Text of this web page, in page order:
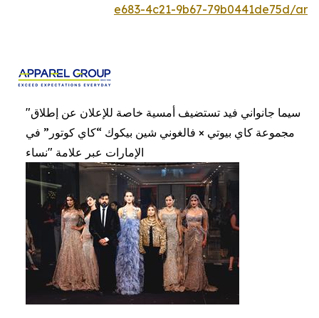
e683-4c21-9b67-79b0441de75d/ar
"سيما جانواني فيد تستضيف أمسية خاصة للإعلان عن إطلاق
مجموعة كاي بيوتي × فالغوني شين بيكوك “كاي كوتور” في
الإمارات عبر علامة "نساء